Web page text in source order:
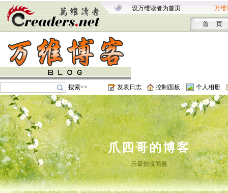
设万维读者为首页 万维
首 页
搜索>> 发表日志 控制面板 个人相册
爪四哥的博客
乐晕你没商量